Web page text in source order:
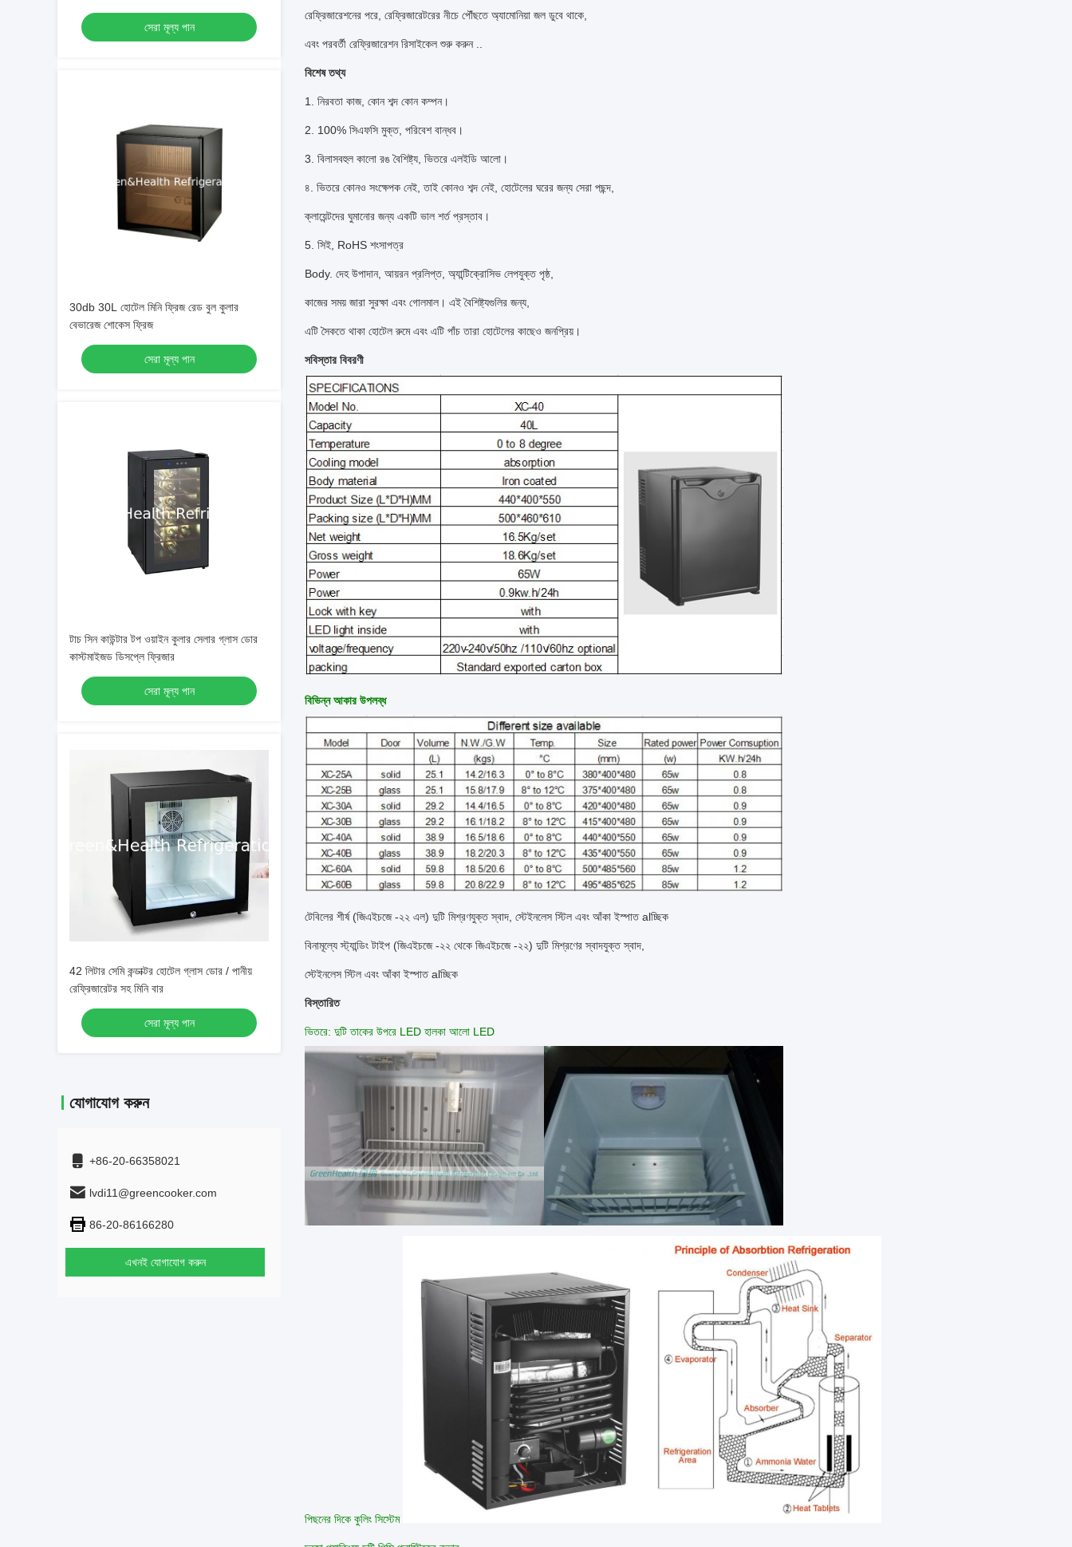
সেরা মূল্য পান
30db 30L হোটেল মিনি ফ্রিজ রেড বুল কুলার
বেভারেজ শোকেস ফ্রিজ
সেরা মূল্য পান
টাচ সিন কাউন্টার টপ ওয়াইন কুলার সেলার গ্লাস ডোর
কাস্টমাইজড ডিসপ্লে ফ্রিজার
সেরা মূল্য পান
42 লিটার সেমি কন্ডাক্টর হোটেল গ্লাস ডোর / পানীয়
রেফ্রিজারেটর সহ মিনি বার
সেরা মূল্য পান
যোগাযোগ করুন
+86-20-66358021
lvdi11@greencooker.com
86-20-86166280
এখনই যোগাযোগ করুন
রেফ্রিজারেশনের পরে, রেফ্রিজারেটরের নীচে পৌঁছতে অ্যামোনিয়া জল ডুবে থাকে,
এবং পরবর্তী রেফ্রিজারেশন রিসাইকেল শুরু করুন ..
বিশেষ তথ্য
1. নিরবতা কাজ, কোন শব্দ কোন কম্পন।
2. 100% সিএফসি মুক্ত, পরিবেশ বান্ধব।
3. বিলাসবহুল কালো রঙ বৈশিষ্ট্য, ভিতরে এলইডি আলো।
৪. ভিতরে কোনও সংক্ষেপক নেই, তাই কোনও শব্দ নেই, হোটেলের ঘরের জন্য সেরা পছন্দ,
ক্লায়েন্টদের ঘুমানোর জন্য একটি ভাল শর্ত প্রস্তাব।
5. সিই, RoHS শংসাপত্র
Body. দেহ উপাদান, আয়রন প্রলিপ্ত, অ্যান্টিক্রোসিভ লেপযুক্ত পৃষ্ঠ,
কাজের সময় জারা সুরক্ষা এবং গোলমাল। এই বৈশিষ্ট্যগুলির জন্য,
এটি সৈকতে থাকা হোটেল রুমে এবং এটি পাঁচ তারা হোটেলের কাছেও জনপ্রিয়।
সবিস্তার বিবরণী
বিভিন্ন আকার উপলব্ধ
টেবিলের শীর্ষ (জিএইচজে -২২ এল) দুটি মিশ্রণযুক্ত স্বাদ, স্টেইনলেস স্টিল এবং আঁকা ইস্পাত alচ্ছিক
বিনামূল্যে স্ট্যান্ডিং টাইপ (জিএইচজে -২২ থেকে জিএইচজে -২২) দুটি মিশ্রণের স্বাদযুক্ত স্বাদ,
স্টেইনলেস স্টিল এবং আঁকা ইস্পাত alচ্ছিক
বিস্তারিত
ভিতরে: দুটি তাকের উপরে LED হালকা আলো LED
পিছনের দিকে কুলিং সিস্টেম